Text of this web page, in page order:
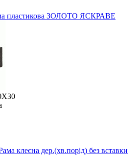
пластикова ЗОЛОТО ЯСКРАВЕ
клеєна дер.(хв.порід) без вставки